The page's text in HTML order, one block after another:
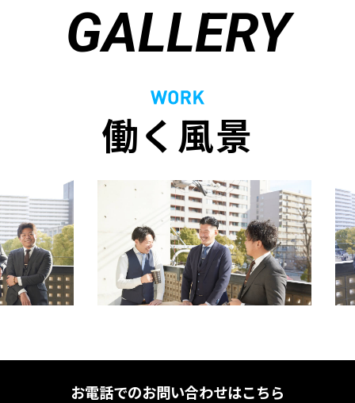
GALLERY
働く風景
お電話でのお問い合わせはこちら